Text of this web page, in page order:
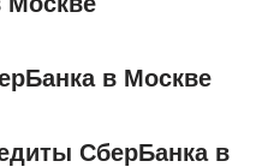
в Москве
СберБанка в